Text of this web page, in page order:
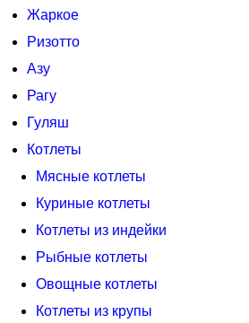
Жаркое
Ризотто
Азу
Рагу
Гуляш
Котлеты
Мясные котлеты
Куриные котлеты
Котлеты из индейки
Рыбные котлеты
Овощные котлеты
Котлеты из крупы